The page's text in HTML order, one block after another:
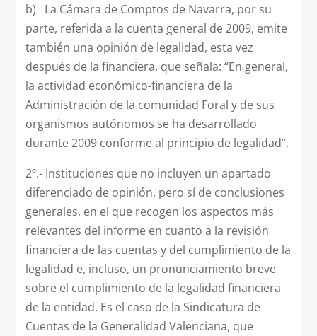
b) La Cámara de Comptos de Navarra, por su
parte, referida a la cuenta general de 2009, emite
también una opinión de legalidad, esta vez
después de la financiera, que señala: “En general,
la actividad económico-financiera de la
Administración de la comunidad Foral y de sus
organismos autónomos se ha desarrollado
durante 2009 conforme al principio de legalidad”.
2º.- Instituciones que no incluyen un apartado
diferenciado de opinión, pero sí de conclusiones
generales, en el que recogen los aspectos más
relevantes del informe en cuanto a la revisión
financiera de las cuentas y del cumplimiento de la
legalidad e, incluso, un pronunciamiento breve
sobre el cumplimiento de la legalidad financiera
de la entidad. Es el caso de la Sindicatura de
Cuentas de la Generalidad Valenciana, que